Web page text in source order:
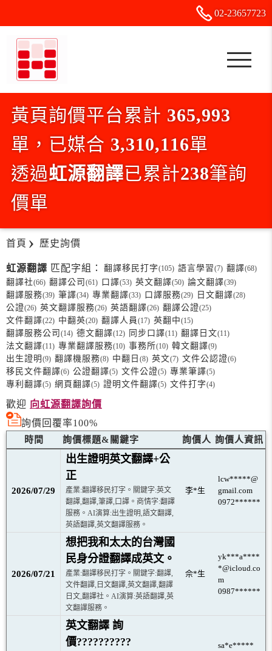
02-23657723
黃頁詢價平台累計 365,993
單，已媒合 3,310,116單
透過虹源翻譯已累計238筆詢
價單
首頁 歷史詢價
虹源翻譯 匹配字組： 翻譯移民打字(105) 語言學習(7) 翻譯(68)
翻譯社(66) 翻譯公司 (61) 口譯(53) 英文翻譯(50) 論文翻譯(39)
翻譯服務(39) 筆譯(34) 專業翻譯(33) 口譯服務(29) 日文翻譯(28)
公證(26) 英文翻譯服務(26) 英語翻譯(26) 翻譯公證(25)
文件翻譯(22) 中翻英(20) 翻譯人員 (17) 英翻中(15)
翻譯服務公司 (14) 德文翻譯(12) 同步口譯(11) 翻譯日文(11)
法文翻譯(11) 專業翻譯服務(10) 事務所(10) 韓文翻譯(9)
出生證明 (9) 翻譯機服務(8) 中翻日 (8) 英文(7) 文件公認證(6)
移民文件翻譯(6) 公證翻譯(5) 文件公證(5) 專業筆譯(5)
專利翻譯(5) 網頁翻譯(5) 證明文件翻譯(5) 文件打字(4)
歡迎 向虹源翻譯詢價
詢價回覆率100%
時間 詢價標題&關鍵字 詢價人 詢價人資訊
2026/07/29
出生證明英文翻譯+公
正
產業:翻譯移民打字。關鍵字:英文
翻譯,翻譯,筆譯,口譯。商情字:翻譯
服務。AI演算:出生證明,語文翻譯,
英語翻譯,英文翻譯服務。
李*生
lcw*****@
gmail.com
0972******
2026/07/21
想把我和太太的台灣國
民身分證翻譯成英文。
產業:翻譯移民打字。關鍵字:翻譯,
文件翻譯,日文翻譯,英文翻譯,翻譯
日文,翻譯社。AI演算:英語翻譯,英
文翻譯服務。
佘*生
yk***a****
*@icloud.co
m
0987******
英文翻譯 詢
價??????????
sa*e*****